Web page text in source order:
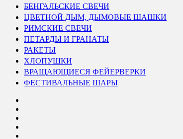
БЕНГАЛЬСКИЕ СВЕЧИ
ЦВЕТНОЙ ДЫМ, ДЫМОВЫЕ ШАШКИ
РИМСКИЕ СВЕЧИ
ПЕТАРДЫ И ГРАНАТЫ
РАКЕТЫ
ХЛОПУШКИ
ВРАЩАЮЩИЕСЯ ФЕЙЕРВЕРКИ
ФЕСТИВАЛЬНЫЕ ШАРЫ